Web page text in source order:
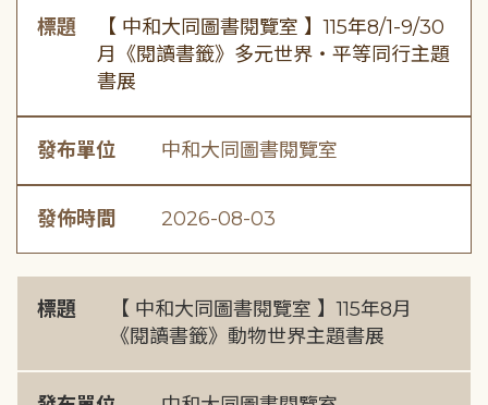
標題
【 中和大同圖書閱覽室 】115年8/1-9/30
月《閱讀書籤》多元世界・平等同行主題
書展
發布單位 中和大同圖書閱覽室
發佈時間 2026-08-03
標題
【 中和大同圖書閱覽室 】115年8月
《閱讀書籤》動物世界主題書展